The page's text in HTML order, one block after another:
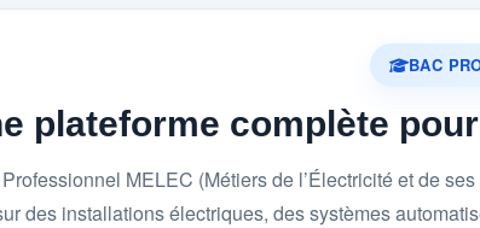
BAC
plateforme complète
MELEC (Métiers de l’Électricité et de
des installations électriques, des systèmes